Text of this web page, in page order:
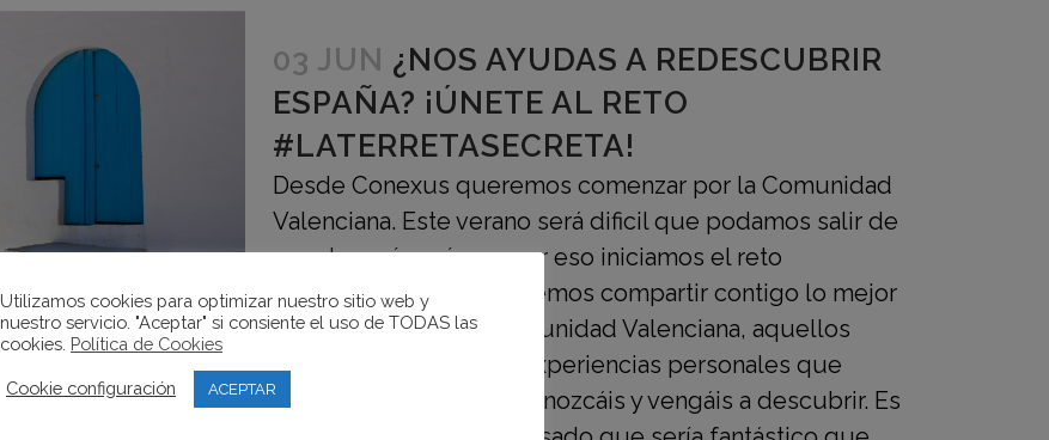
03 JUN ¿NOS AYUDAS A REDESCUBRIR
ESPAÑA? ¡ÚNETE AL RETO
#LATERRETASECRETA!
Desde Conexus queremos comenzar por la Comunidad
Valenciana. Este verano será dificil que podamos salir de
nuestro país, así que por eso iniciamos el reto
#laterretasecreta. Queremos compartir contigo lo mejor
que tenemos en la Comunidad Valenciana, aquellos
lugares, actividades y experiencias personales que
merecen la pena que conozcáis y vengáis a descubrir. Es
Utilizamos cookies para optimizar nuestro sitio web y
nuestro servicio. "Aceptar" si consiente el uso de TODAS las
cookies. Política de Cookies
Cookie configuración ACEPTAR